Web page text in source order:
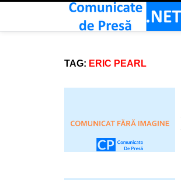
TAG: ERIC PEARL